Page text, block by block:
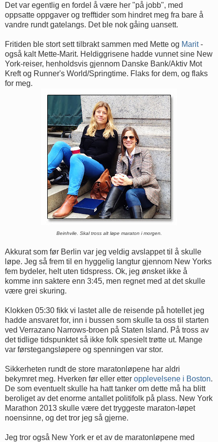
Det var egentlig en fordel å være her "på jobb", med
oppsatte oppgaver og trefftider som hindret meg fra bare å
vandre rundt gatelangs. Det ble nok gåing uansett.
Fritiden ble stort sett tilbrakt sammen med Mette og Marit-
også kalt Mette-Marit. Heldiggrisene hadde vunnet sine New
York-reiser, henholdsvis gjennom Danske Bank/Aktiv Mot
Kreft og Runner's World/Springtime. Flaks for dem, og flaks
for meg.
Beinhvile. Skal tross alt løpe maraton i morgen.
Akkurat som før Berlin var jeg veldig avslappet til å skulle
løpe. Jeg så frem til en hyggelig langtur gjennom New Yorks
fem bydeler, helt uten tidspress. Ok, jeg ønsket ikke å
komme inn saktere enn 3:45, men regnet med at det skulle
være grei skuring.
Klokken 05:30 fikk vi lastet alle de reisende på hotellet jeg
hadde ansvaret for, inn i bussen som skulle ta oss til starten
ved Verrazano Narrows-broen på Staten Island. På tross av
det tidlige tidspunktet så ikke folk spesielt trøtte ut. Mange
var førstegangsløpere og spenningen var stor.
Sikkerheten rundt de store maratonløpene har aldri
bekymret meg. Hverken før eller etter opplevelsene i Boston.
De som eventuelt skulle ha hatt tanker om dette må ha blitt
beroliget av det enorme antallet politifolk på plass. New York
Marathon 2013 skulle være det tryggeste maraton-løpet
noensinne, og det tror jeg så gjerne.
Jeg tror også New York er et av de maratonløpene med